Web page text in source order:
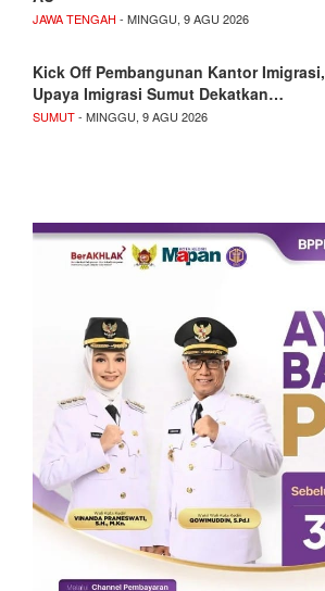
JAWA TENGAH - MINGGU, 9 AGU 2026
Kick Off Pembangunan Kantor Imigrasi,
Upaya Imigrasi Sumut Dekatkan…
SUMUT- MINGGU, 9 AGU 2026